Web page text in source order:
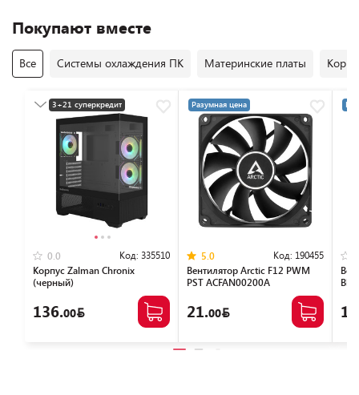
Покупают вместе
Все Системы охлаждения ПК Материнские платы
3+21 суперкредит
Разумная цена
0.0 Код: 335510
Корпус Zalman Chronix
(черный)
136.00
Разумная цена
5.0 Код: 190455
Вентилятор Arctic F12 PWM
PST ACFAN00200A
21.00